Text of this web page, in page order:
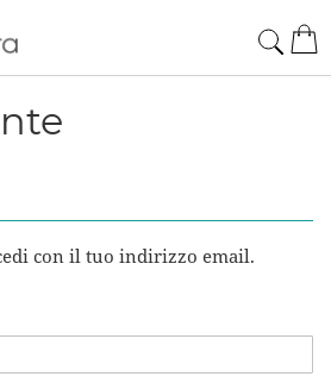
con il tuo indirizzo email.